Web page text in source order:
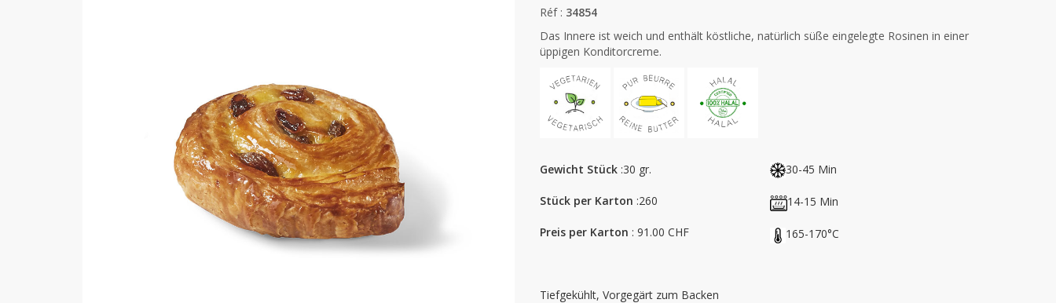
Réf : 34854
Das Innere ist weich und enthält köstliche, natürlich süße eingelegte Rosinen in einer
üppigen Konditorcreme.
Gewicht Stück :30 gr.
Stück per Karton :260
Preis per Karton : 91.00 CHF
Tiefgekühlt, Vorgegärt zum Backen
30-45 Min
14-15 Min
165-170°C